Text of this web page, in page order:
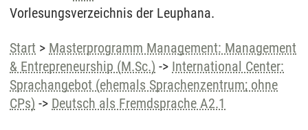
Vorlesungsverzeichnis der Leuphana.
Start > Masterprogramm Management: Management
& Entrepreneurship (M.Sc.) -> International Center:
Sprachangebot (ehemals Sprachenzentrum; ohne
CPs) -> Deutsch als Fremdsprache A2.1